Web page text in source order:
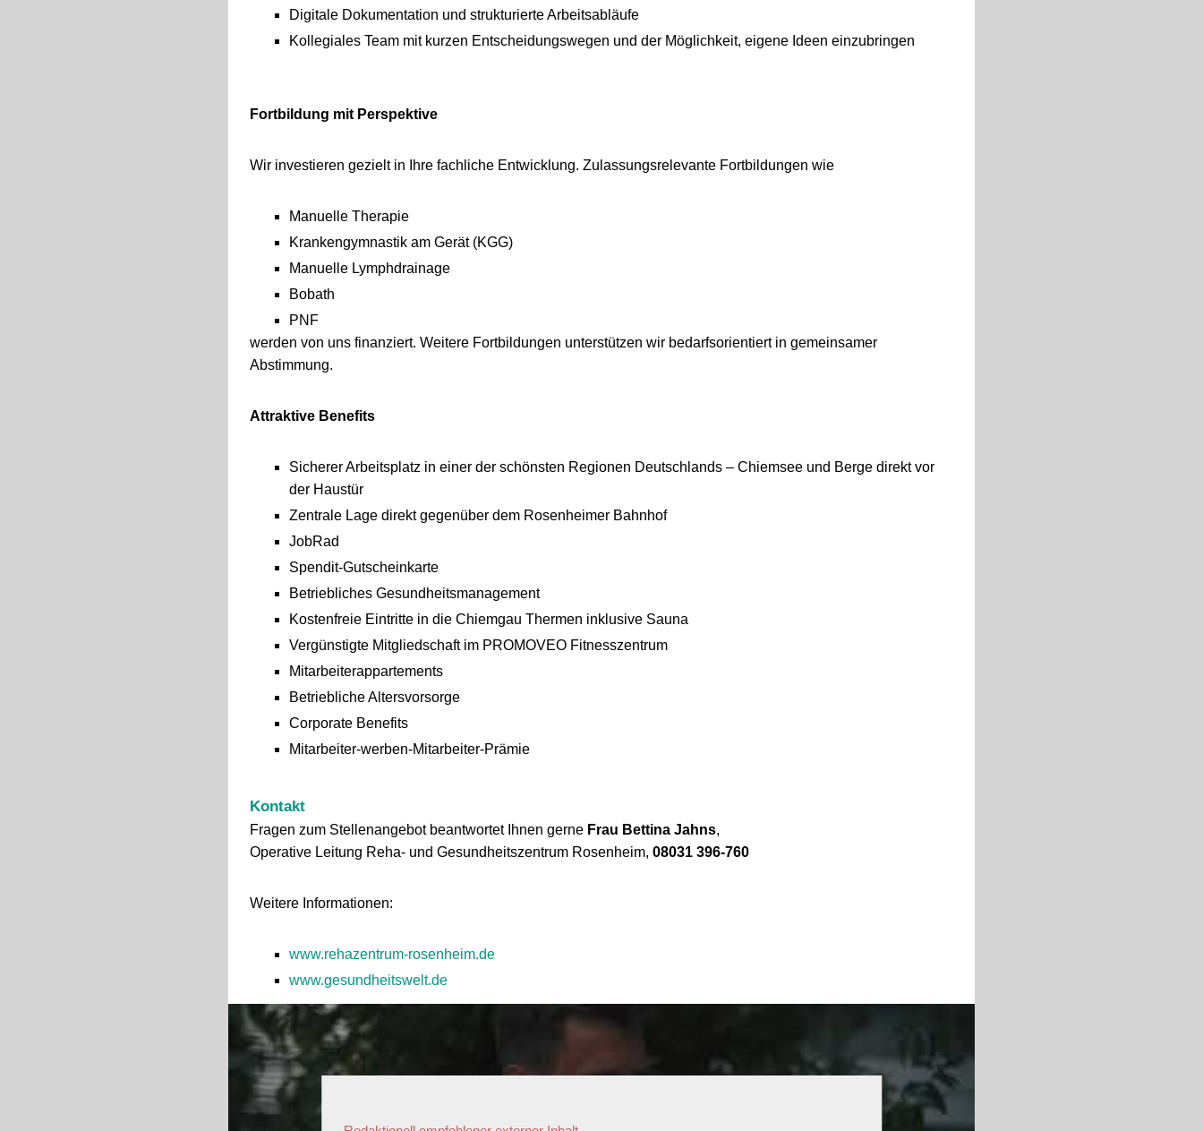
Digitale Dokumentation und strukturierte Arbeitsabläufe
Kollegiales Team mit kurzen Entscheidungswegen und der Möglichkeit, eigene Ideen einzubringen
Fortbildung mit Perspektive
Wir investieren gezielt in Ihre fachliche Entwicklung. Zulassungsrelevante Fortbildungen wie
Manuelle Therapie
Krankengymnastik am Gerät (KGG)
Manuelle Lymphdrainage
Bobath
PNF
werden von uns finanziert. Weitere Fortbildungen unterstützen wir bedarfsorientiert in gemeinsamer
Abstimmung.
Attraktive Benefits
Sicherer Arbeitsplatz in einer der schönsten Regionen Deutschlands – Chiemsee und Berge direkt vor
der Haustür
Zentrale Lage direkt gegenüber dem Rosenheimer Bahnhof
JobRad
Spendit-Gutscheinkarte
Betriebliches Gesundheitsmanagement
Kostenfreie Eintritte in die Chiemgau Thermen inklusive Sauna
Vergünstigte Mitgliedschaft im PROMOVEO Fitnesszentrum
Mitarbeiterappartements
Betriebliche Altersvorsorge
Corporate Benefits
Mitarbeiter-werben-Mitarbeiter-Prämie
Kontakt
Fragen zum Stellenangebot beantwortet Ihnen gerne Frau Bettina Jahns,
Operative Leitung Reha- und Gesundheitszentrum Rosenheim, 08031 396-760
Weitere Informationen:
www.rehazentrum-rosenheim.de
www.gesundheitswelt.de